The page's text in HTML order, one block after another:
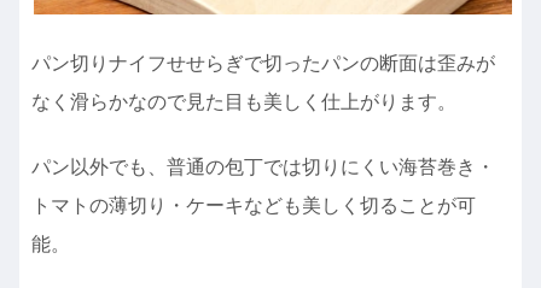
パン切りナイフせせらぎで切ったパンの断面は歪みが
なく滑らかなので見た目も美しく仕上がります。
パン以外でも、普通の包丁では切りにくい海苔巻き・
トマトの薄切り・ケーキなども美しく切ることが可
能。